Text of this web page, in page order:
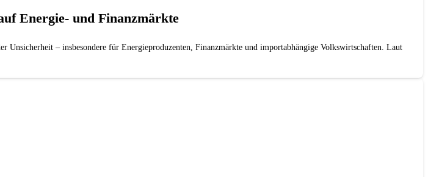
Energie‑ und Finanzmärkte
– insbesondere für Energieproduzenten, Finanzmärkte und importabhängige Volkswirtschaften. Laut